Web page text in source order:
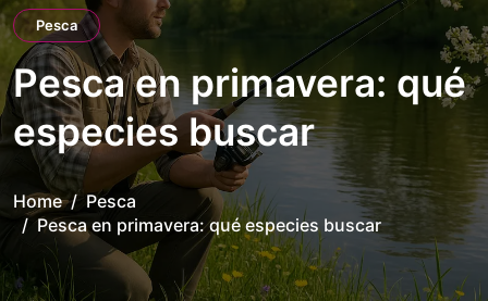
Pesca
Pesca en primavera: qué
especies buscar
Home
Pesca
Pesca en primavera: qué especies buscar